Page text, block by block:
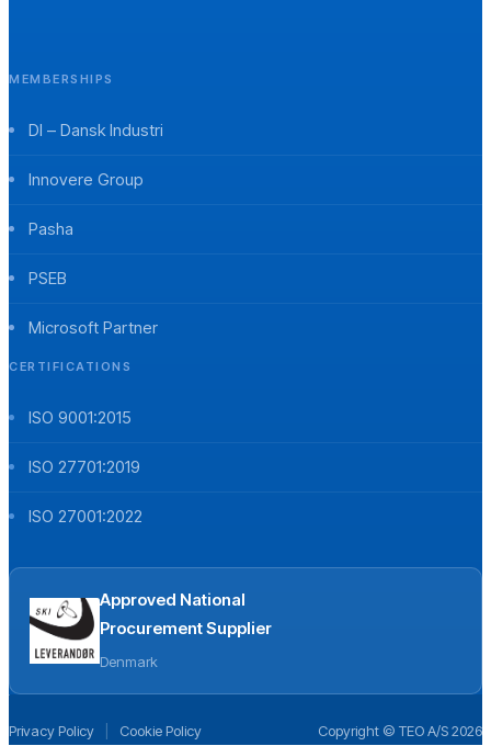
MEMBERSHIPS
DI – Dansk Industri
Innovere Group
Pasha
PSEB
Microsoft Partner
CERTIFICATIONS
ISO 9001:2015
ISO 27701:2019
ISO 27001:2022
Approved National
Procurement Supplier
Denmark
Privacy Policy Cookie Policy Copyright © TEO A/S 2026